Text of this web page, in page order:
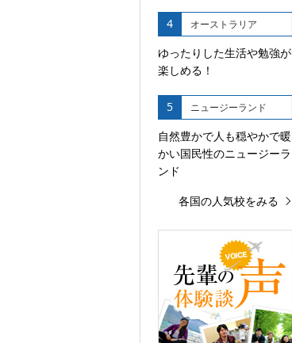
4 オーストラリア
ゆったりした生活や勉強が
楽しめる！
5 ニュージーランド
自然豊かで人も穏やかで暖
かい国民性のニュージーラ
ンド
各国の人気校をみる